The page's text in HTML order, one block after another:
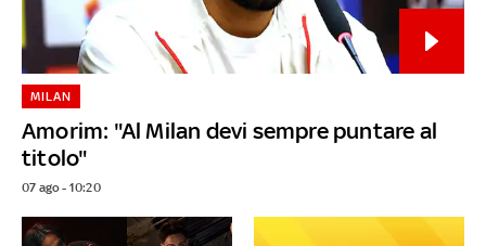
Amorim: "Al Milan devi sempre puntare al
titolo"
MILAN
07 ago - 10:20